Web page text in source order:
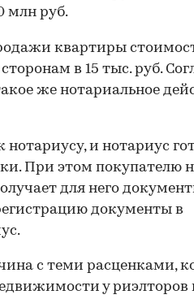
млн руб.
квартиры
в 15 тыс. руб.
же нотариальное
и нотариус
При этом покупателю
для него
документы в
с теми расценками,
у риэлторов